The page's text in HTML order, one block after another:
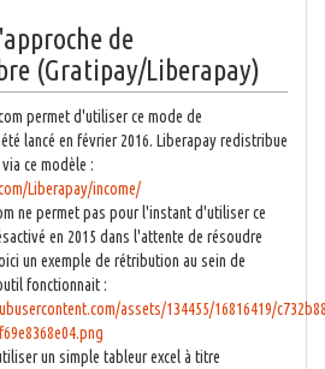
de
(Gratipay/Liberapay)
permet d'utiliser ce mode de
lancé en février 2016. Liberapay redistribue
ce modèle :
Liberapay/income/
ne permet pas pour l'instant d'utiliser ce
en 2015 dans l'attente de résoudre
un exemple de rétribution au sein de
fonctionnait :
assets/134455/16816419/
un simple tableur excel à titre